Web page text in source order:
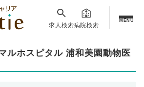
求人検索病院検索
MENU
ルホスピタル 浦和美園動物医